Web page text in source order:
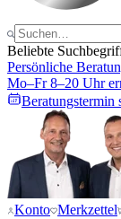
Beliebte
Persönliche
Mo–Fr 8–20 Uhr
Beratungstermin
Konto Merkzettel